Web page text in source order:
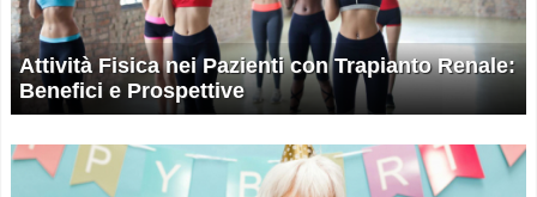
Attività Fisica nei Pazienti con Trapianto Renale:
Benefici e Prospettive